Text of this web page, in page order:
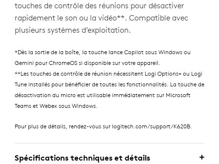
touches de contrôle des réunions pour désactiver
rapidement le son ou la vidéo**. Compatible avec
plusieurs systèmes d’exploitation.
*Dès la sortie de la boîte, la touche lance Copilot sous Windows ou
Gemini pour ChromeOS si disponible sur votre appareil.
**Les touches de contrôle de réunion nécessitent Logi Options+ ou Logi
Tune installés pour bénéficier de toutes les fonctionnalités. La touche de
désactivation du micro est utilisable immédiatement sur Microsoft
Teams et Webex sous Windows.
Pour plus de détails, rendez-vous sur logitech.com/support/K620B.
Spécifications techniques et détails